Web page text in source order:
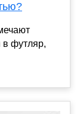
в футляр,